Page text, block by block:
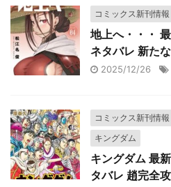
コミックス新刊情報
地上へ・・・
ネタバレ 新た
2025/12/26
コミックス新刊情報
キングダム
キングダム 最
タバレ 趙完全